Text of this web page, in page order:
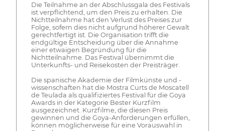
Die Teilnahme an der Abschlussgala des Festivals
ist verpflichtend, um den Preis zu erhalten. Die
Nichtteilnahme hat den Verlust des Preises zur
Folge, sofern dies nicht aufgrund höherer Gewalt
gerechtfertigt ist. Die Organisation trifft die
endgültige Entscheidung über die Annahme
einer etwaigen Begründung für die
Nichtteilnahme. Das Festival übernimmt die
Unterkunfts- und Reisekosten der Preisträger.
Die spanische Akademie der Filmkünste und -
wissenschaften hat die Mostra Curts de Moscatell
de Teulada als qualifiziertes Festival für die Goya
Awards in der Kategorie Bester Kurzfilm
ausgezeichnet. Kurzfilme, die diesen Preis
gewinnen und die Goya-Anforderungen erfüllen,
können möglicherweise für eine Vorauswahl in